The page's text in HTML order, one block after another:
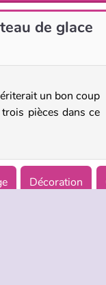
de glace
un bon coup
pièces dans ce
par le salon est
Décoration